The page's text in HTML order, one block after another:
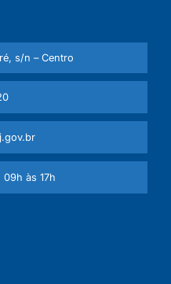
s/n – Centro
às 17h